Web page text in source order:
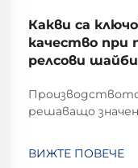
Какви са
качество при
релсови шайби
решаващо
качество,
ВИЖТЕ ПОВЕЧЕ